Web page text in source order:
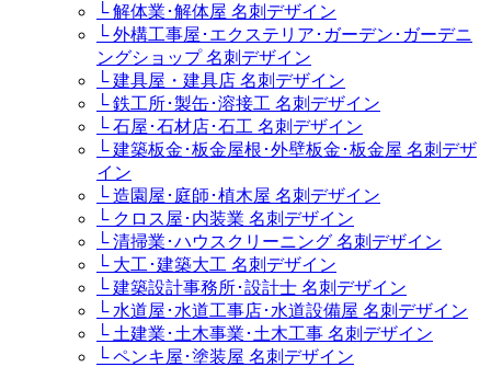
└ 解体業･解体屋 名刺デザイン
└ 外構工事屋･エクステリア･ガーデン･ガーデニ
ングショップ 名刺デザイン
└ 建具屋・建具店 名刺デザイン
└ 鉄工所･製缶･溶接工 名刺デザイン
└ 石屋･石材店･石工 名刺デザイン
└ 建築板金･板金屋根･外壁板金･板金屋 名刺デザ
イン
└ 造園屋･庭師･植木屋 名刺デザイン
└ クロス屋･内装業 名刺デザイン
└ 清掃業･ハウスクリーニング 名刺デザイン
└ 大工･建築大工 名刺デザイン
└ 建築設計事務所･設計士 名刺デザイン
└ 水道屋･水道工事店･水道設備屋 名刺デザイン
└ 土建業･土木事業･土木工事 名刺デザイン
└ ペンキ屋･塗装屋 名刺デザイン